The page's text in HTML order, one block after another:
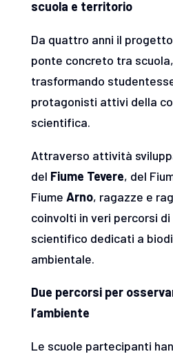
scuola e territorio
Da quattro anni il
ponte concreto tra
trasformando
protagonisti attivi della
scientifica.
Attraverso attività
del Fiume Tevere, del
Fiume Arno, ragazze e
coinvolti in veri percorsi
scientifico dedicati a
ambientale.
Due percorsi per
l’ambiente
Le scuole partecipanti